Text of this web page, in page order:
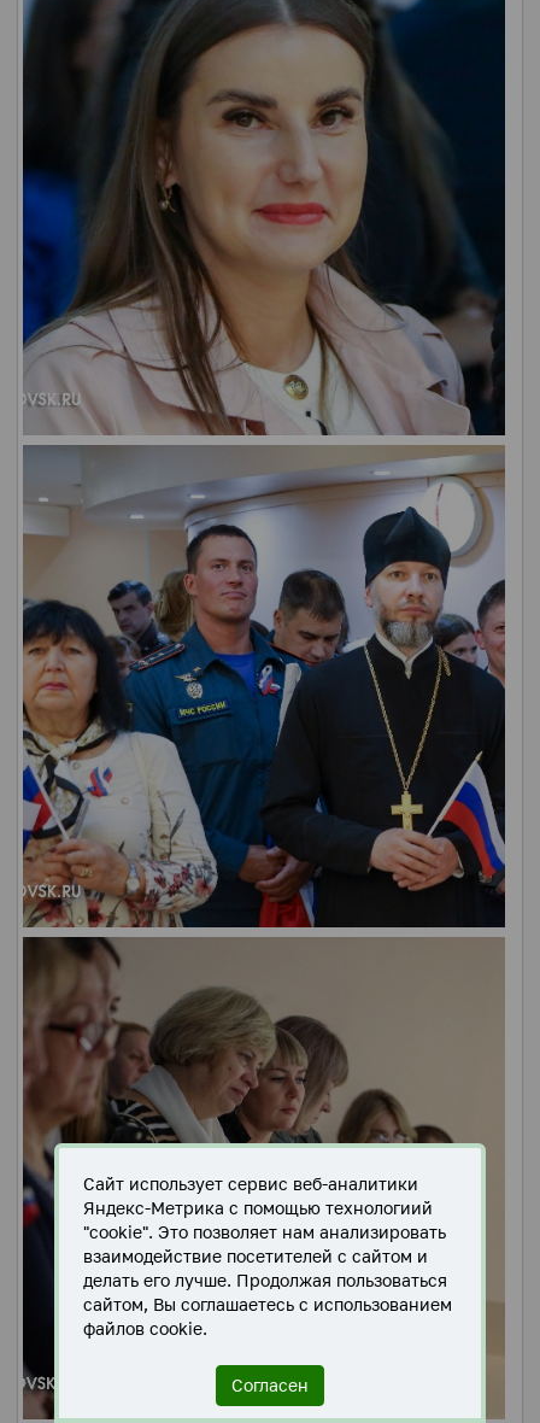
Сайт использует сервис веб-аналитики
Яндекс-Метрика с помощью технологиий
"cookie". Это позволяет нам анализировать
взаимодействие посетителей с сайтом и
делать его лучше. Продолжая пользоваться
сайтом, Вы соглашаетесь с использованием
файлов cookie.
Согласен